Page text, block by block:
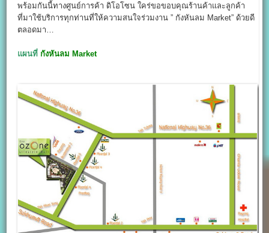
พร้อมกันนี้ทางศูนย์การค้า ดิโอโซน ใคร่ขอขอบคุณร้านค้าและลูกค้า
ที่มาใช้บริการทุกท่านที่ให้ความสนใจร่วมงาน ” กังหันลม Market” ด้วยดี
ตลอดมา…
แผนที่ กังหันลม Market